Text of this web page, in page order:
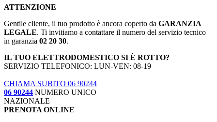
ATTENZIONE
Gentile cliente, il tuo prodotto è ancora coperto da GARANZIA
LEGALE. Ti invitiamo a contattare il numero del servizio tecnico
in garanzia 02 20 30.
IL TUO ELETTRODOMESTICO SI È ROTTO?
SERVIZIO TELEFONICO: LUN-VEN: 08-19
CHIAMA SUBITO 06 90244
06 90244 NUMERO UNICO
NAZIONALE
PRENOTA ONLINE